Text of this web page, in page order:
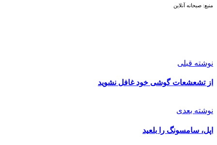
منبع: صبحانه آنلاین
نوشته قبلی
از تشعشعات گوشی خود غافل نشوید
نوشته بعدی
اپل، سامسونگ را بلعید